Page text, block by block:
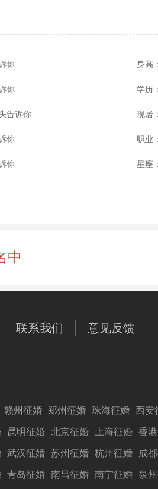
你 身高
你 学历
告诉你 现居
你 职业
你 星座
中
联系我们 意见反馈
赣州征婚 郑州征婚 珠海征婚 西安
昆明征婚 北京征婚 上海征婚 香
武汉征婚 苏州征婚 杭州征婚 成
青岛征婚 南昌征婚 南宁征婚 泉